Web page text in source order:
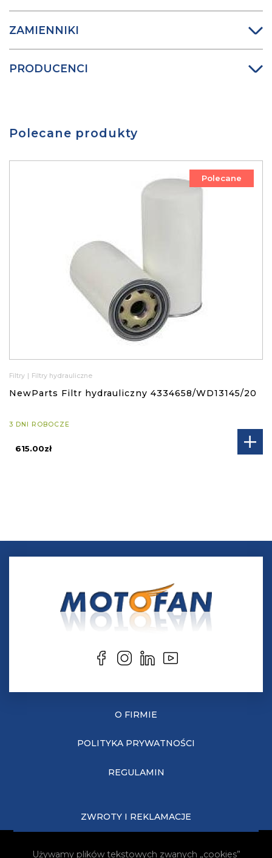
ZAMIENNIKI
PRODUCENCI
Polecane produkty
Polecane
Filtry | Filtry hydrauliczne
NewParts Filtr hydrauliczny 4334658/WD13145/20
3 DNI ROBOCZE
615.00zł
O FIRMIE
POLITYKA PRYWATNOŚCI
REGULAMIN
ZWROTY I REKLAMACJE
Używamy plików tekstowych zwanych „cookies”